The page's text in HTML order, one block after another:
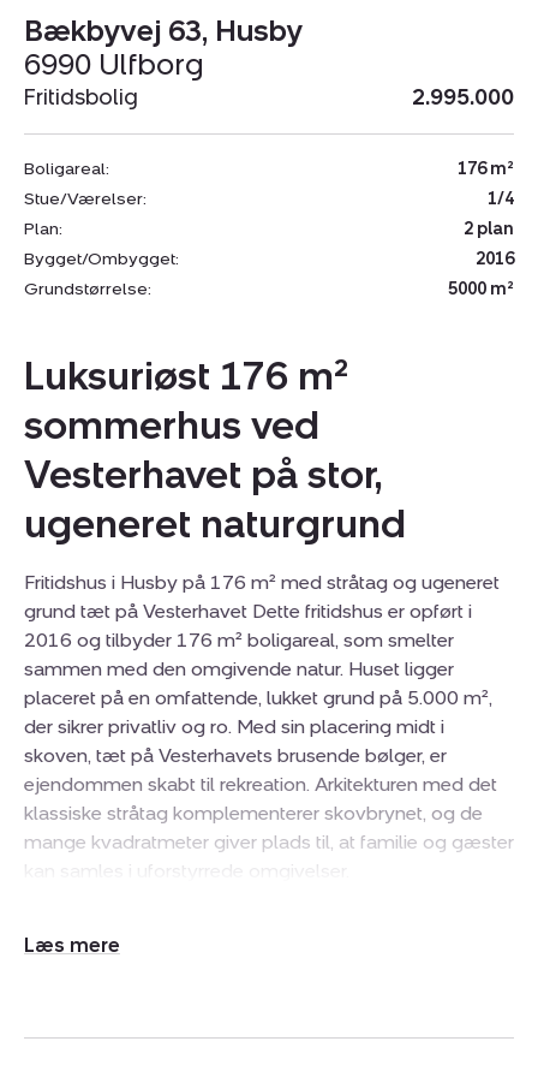
Bækbyvej 63, Husby
6990 Ulfborg
Fritidsbolig 2.995.000
Boligareal:
176 m²
Stue/Værelser:
1/4
Plan:
2 plan
Bygget/Ombygget:
2016
Grundstørrelse:
5000 m²
Luksuriøst 176 m²
sommerhus ved
Vesterhavet på stor,
ugeneret naturgrund
Fritidshus i Husby på 176 m² med stråtag og ugeneret
grund tæt på Vesterhavet Dette fritidshus er opført i
2016 og tilbyder 176 m² boligareal, som smelter
sammen med den omgivende natur. Huset ligger
placeret på en omfattende, lukket grund på 5.000 m²,
der sikrer privatliv og ro. Med sin placering midt i
skoven, tæt på Vesterhavets brusende bølger, er
ejendommen skabt til rekreation. Arkitekturen med det
klassiske stråtag komplementerer skovbrynet, og de
mange kvadratmeter giver plads til, at familie og gæster
kan samles i uforstyrrede omgivelser.
atmosfære, der forstærkes af det flotte lysindfald
hvilket giver rigelig soveplads. Opholdsmiljøet udgøres